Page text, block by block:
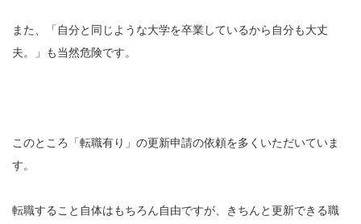
また、「自分と同じような大学を卒業しているから自分も大丈
夫。」も当然危険です。
このところ「転職有り」の更新申請の依頼を多くいただいていま
す。
転職すること自体はもちろん自由ですが、きちんと更新できる職